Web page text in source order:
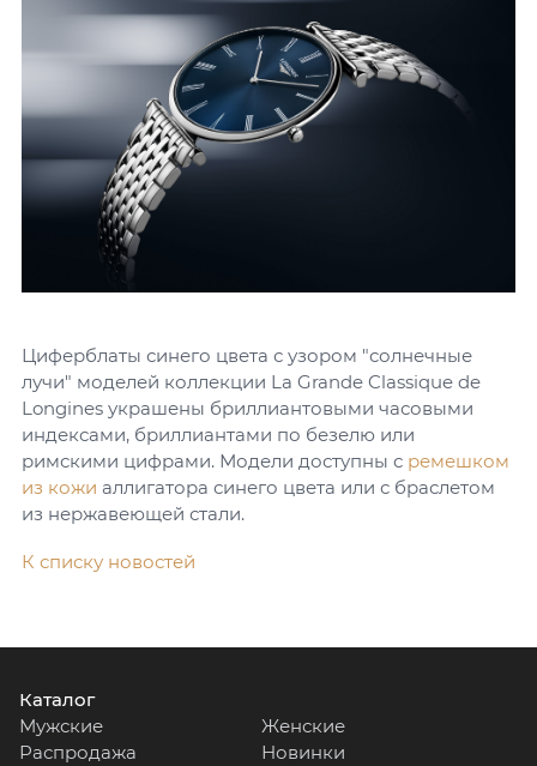
Циферблаты синего цвета с узором "солнечные
лучи" моделей коллекции La Grande Classique de
Longines украшены бриллиантовыми часовыми
индексами, бриллиантами по безелю или
римскими цифрами. Модели доступны с ремешком
из кожи аллигатора синего цвета или с браслетом
из нержавеющей стали.
К списку новостей
Каталог
Мужские
Женские
Распродажа
Новинки